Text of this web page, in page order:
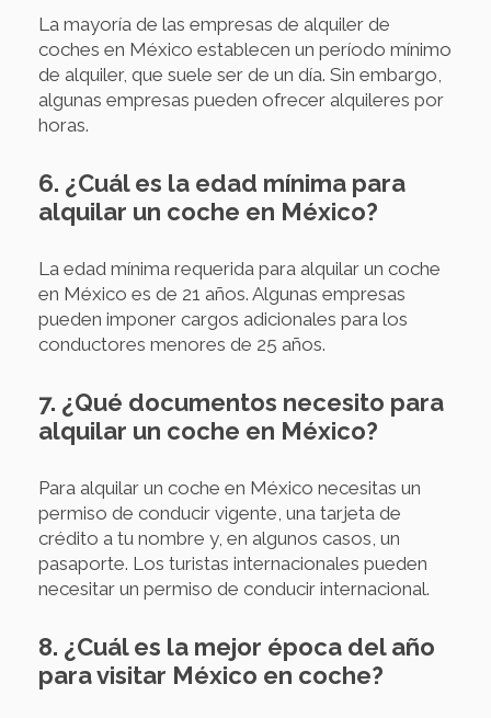
La mayoría de las empresas de alquiler de
coches en México establecen un período mínimo
de alquiler, que suele ser de un día. Sin embargo,
algunas empresas pueden ofrecer alquileres por
horas.
6. ¿Cuál es la edad mínima para
alquilar un coche en México?
La edad mínima requerida para alquilar un coche
en México es de 21 años. Algunas empresas
pueden imponer cargos adicionales para los
conductores menores de 25 años.
7. ¿Qué documentos necesito para
alquilar un coche en México?
Para alquilar un coche en México necesitas un
permiso de conducir vigente, una tarjeta de
crédito a tu nombre y, en algunos casos, un
pasaporte. Los turistas internacionales pueden
necesitar un permiso de conducir internacional.
8. ¿Cuál es la mejor época del año
para visitar México en coche?